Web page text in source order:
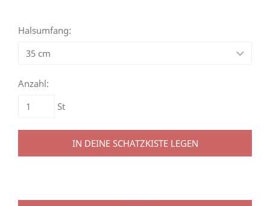
Halsumfang:
Anzahl:
St
IN DEINE SCHATZKISTE LEGEN